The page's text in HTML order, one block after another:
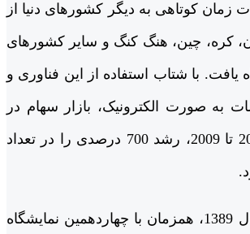
زمان کوتاهی به دیگر کشورهای دنیا از
کره، چین، هنگ کنگ و سایر کشورهای
یافت. با شتاب استفاده از این فناوری و
به صورت الکترونیک، بازار سهام در
طی سال های 2000 تا 2009، رشد 700 درصدی را در تعداد
در ایران نیز از سال 1389، همزمان با چهاردهمین نمایشگاه